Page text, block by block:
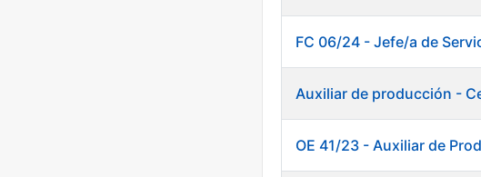
FC 06/24 - Jefe/a de
Auxiliar de producción -
OE 41/23 - Auxiliar de